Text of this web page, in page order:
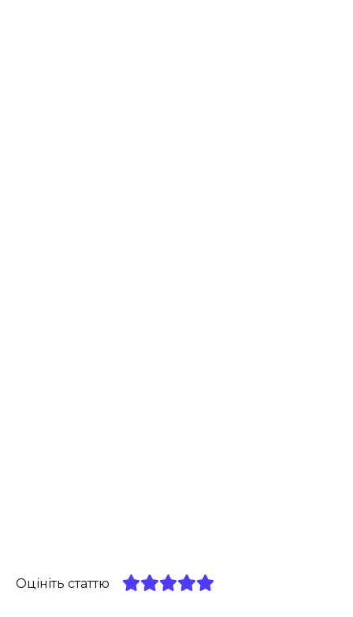
Оцініть статтю